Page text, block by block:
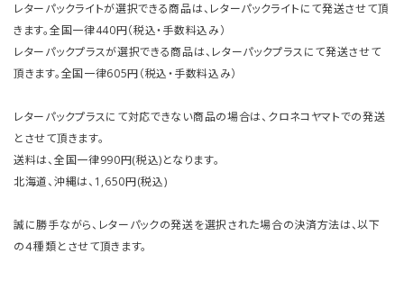
レターパックライトが選択できる商品は、レターパックライトにて発送させて頂
きます。全国一律440円（税込・手数料込み）
レターパックプラスが選択できる商品は、レターパックプラスにて発送させて
頂きます。全国一律605円（税込・手数料込み）
レターパックプラスにて対応できない商品の場合は、クロネコヤマトでの発送
とさせて頂きます。
送料は、全国一律990円(税込)となります。
北海道、沖縄は、1,650円(税込)
誠に勝手ながら、レターパックの発送を選択された場合の決済方法は、以下
の４種類とさせて頂きます。